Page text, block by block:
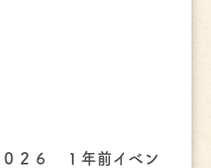
０２６ １年前イベン